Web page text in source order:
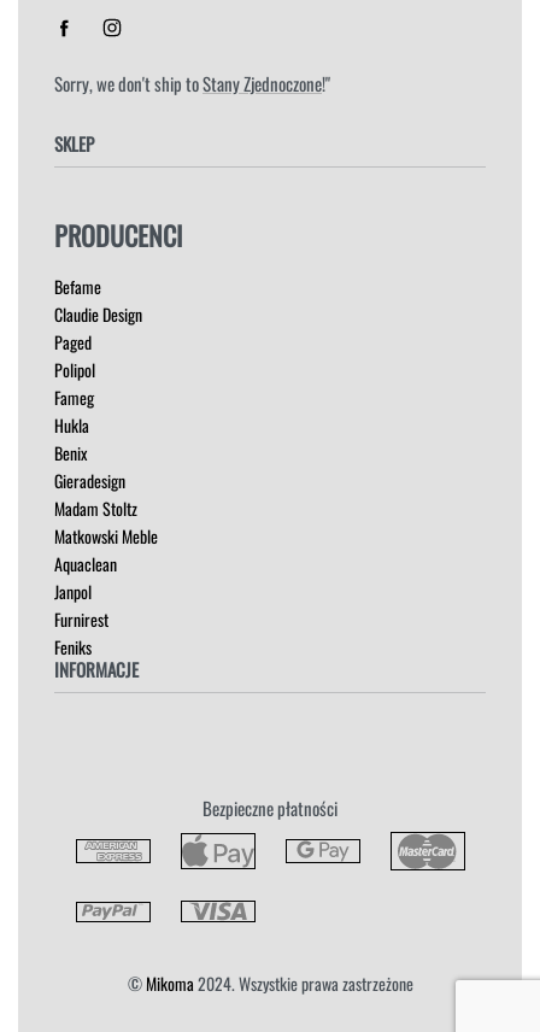
Sorry, we don't ship toStany Zjednoczone!"
SKLEP
HOKERY
ŁÓŻKA
MEBLE RTV
NAROŻNIKI
OUTLET
PUFY
SOFY
STOLIKI
STOŁY
SZAFKI I KOMODY
PRODUCENCI
Befame
Claudie Design
Paged
Polipol
Fameg
Hukla
Benix
Gieradesign
Madam Stoltz
Matkowski Meble
Aquaclean
Janpol
Furnirest
Feniks
INFORMACJE
Płatność i Dostawa
Bezpieczne płatności
©Mikoma2024. Wszystkie prawa zastrzeżone